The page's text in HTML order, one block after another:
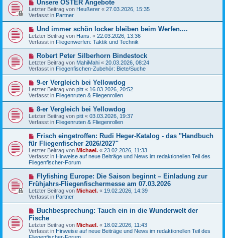
e
i
t
r
a
g
e
u
e
B
e
i
t
a
g
Unsere OSTER Angebote
Letzter Beitrag von Heußerer « 27.03.2026, 15:35
Verfasst in Partner
N
e
u
e
B
e
i
t
a
g
Und immer schön locker bleiben beim Werfen....
Letzter Beitrag von Hans. « 22.03.2026, 13:36
Verfasst in Fliegenwerfen: Taktik und Technik
N
e
u
e
B
e
i
t
a
g
Robert Peter Silberhorn Bindestock
Letzter Beitrag von MahiMahi « 20.03.2026, 08:24
Verfasst in Fliegenfischen-Zubehör: Biete/Suche
N
e
u
e
B
e
i
t
a
g
9-er Vergleich bei Yellowdog
Letzter Beitrag von pitt « 16.03.2026, 20:52
Verfasst in Fliegenruten & Fliegenrollen
N
e
u
e
B
e
i
t
r
a
g
8-er Vergleich bei Yellowdog
Letzter Beitrag von pitt « 03.03.2026, 19:37
Verfasst in Fliegenruten & Fliegenrollen
N
u
e
r
B
e
t
r
a
Frisch eingetroffen: Rudi Heger-Katalog - das "Handbuch
für Fliegenfischer 2026/2027"
Letzter Beitrag von Michael. « 23.02.2026, 11:33
Verfasst in Hinweise auf neue Beiträge und News im redaktionellen Teil des
Fliegenfischer-Forum
N
e
u
e
r
B
i
t
r
a
Flyfishing Europe: Die Saison beginnt – Einladung zur
Frühjahrs-Fliegenfischermesse am 07.03.2026
Letzter Beitrag von Michael. « 19.02.2026, 14:39
Verfasst in Partner
N
u
e
r
Buchbesprechung: Tauch ein in die Wunderwelt der
Fische
Letzter Beitrag von Michael. « 18.02.2026, 11:43
Verfasst in Hinweise auf neue Beiträge und News im redaktionellen Teil des